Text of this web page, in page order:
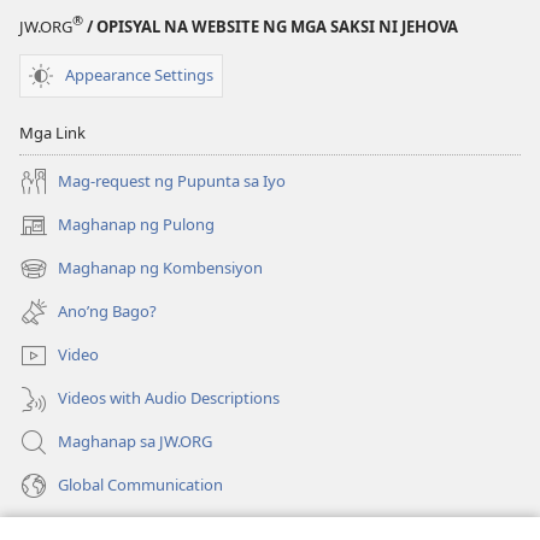
Kabataan
na
JW.ORG® / OPISYAL NA WEBSITE NG MGA SAKSI NI JEHOVA
Appearance Settings
Mga Link
Mag-request ng Pupunta sa Iyo
Maghanap ng Pulong
(may
bubukas
na
bagong
window)
Maghanap ng Kombensiyon
(may
bubukas
na
bagong
window)
Ano’ng Bago?
Video
Videos with Audio Descriptions
Maghanap sa JW.ORG
Global Communication